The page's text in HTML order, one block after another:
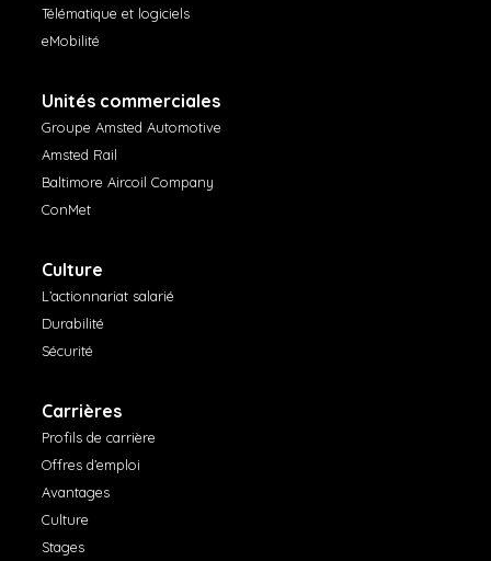
Télématique et logiciels
eMobilité
Unités commerciales
Groupe Amsted Automotive
Amsted Rail
Baltimore Aircoil Company
ConMet
Culture
L’actionnariat salarié
Durabilité
Sécurité
Carrières
Profils de carrière
Offres d’emploi
Avantages
Culture
Stages